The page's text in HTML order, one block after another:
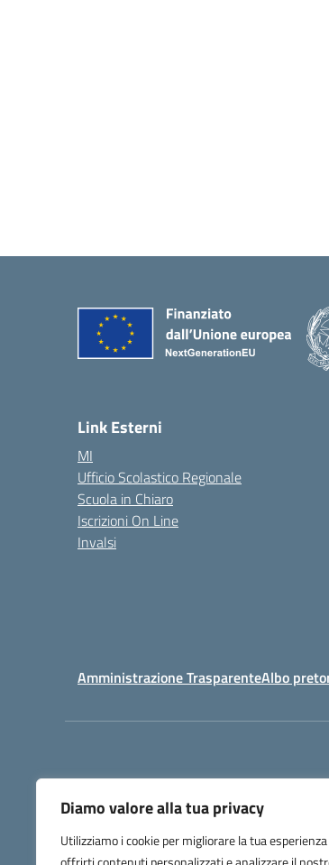
Diamo valore alla tua privacy
Utilizziamo i cookie per migliorare la tua
Link Esterni
MI
Ufficio Scolastico Regionale
Scuola in Chiaro
Iscrizioni On Line
Invalsi
Amministrazione TrasparenteAlbo